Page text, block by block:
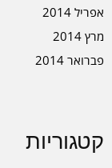
אפריל 2014
מרץ 2014
פברואר 2014
קטגוריות